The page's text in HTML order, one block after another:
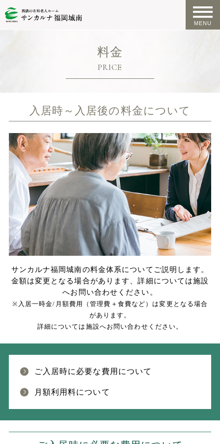
料金
PRICE
入居時～入居後の料金について
サンカルナ福岡城南の料金体系についてご説明します。
金額は変更となる場合があります、詳細については施設
へお問い合わせください。
※入居一時金/月額費用（管理費＋食費など）は変更となる場合
があります。
詳細については施設へお問い合わせください。
ご入居時に必要な費用について
月額利用料について